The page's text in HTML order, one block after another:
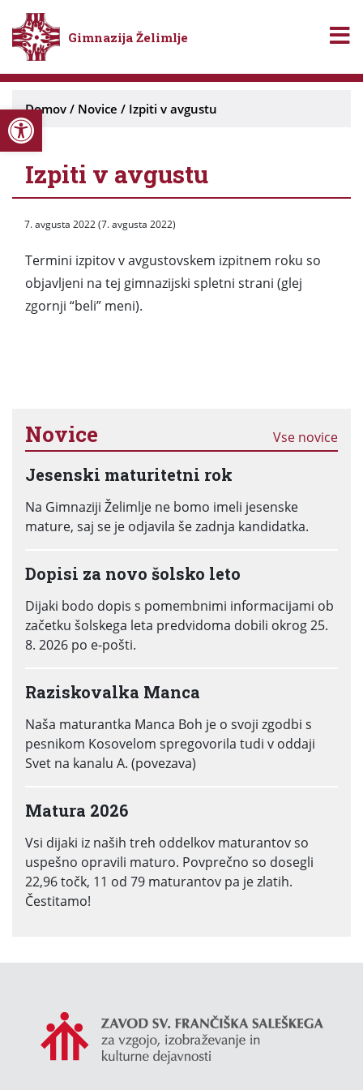
Open toolbar
Gimnazija Želimlje
Domov / Novice / Izpiti v avgustu
Izpiti v avgustu
7. avgusta 2022(7. avgusta 2022)
Termini izpitov v avgustovskem izpitnem roku so
objavljeni na tej gimnazijski spletni strani (glej
zgornji “beli” meni).
Novice Vse novice
Jesenski maturitetni rok
Na Gimnaziji Želimlje ne bomo imeli jesenske
mature, saj se je odjavila še zadnja kandidatka.
Dopisi za novo šolsko leto
Dijaki bodo dopis s pomembnimi informacijami ob
začetku šolskega leta predvidoma dobili okrog 25.
8. 2026 po e-pošti.
Raziskovalka Manca
Naša maturantka Manca Boh je o svoji zgodbi s
pesnikom Kosovelom spregovorila tudi v oddaji
Svet na kanalu A. (povezava)
Matura 2026
Vsi dijaki iz naših treh oddelkov maturantov so
uspešno opravili maturo. Povprečno so dosegli
22,96 točk, 11 od 79 maturantov pa je zlatih.
Čestitamo!